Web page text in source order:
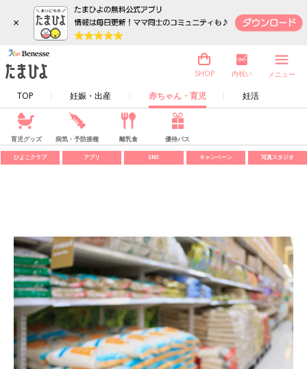
×
TOP 妊娠・出産 赤ちゃん・育児 妊活
SHOP 内祝い メニュー
育児グッズ 病気・予防接種 離乳食 優待パス
ひよこクラブ アプリ SNS キャンペーン 写真スタジオ